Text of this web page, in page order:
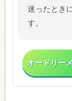
迷ったとき
す。
オードリー